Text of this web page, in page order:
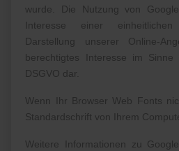
wurde. Die Nutzung von
Interesse einer
Darstellung unserer Online-
berechtigtes Interesse im
DSGVO dar.
Wenn Ihr Browser Web Fonts
Standardschrift von Ihrem
Weitere Informationen zu